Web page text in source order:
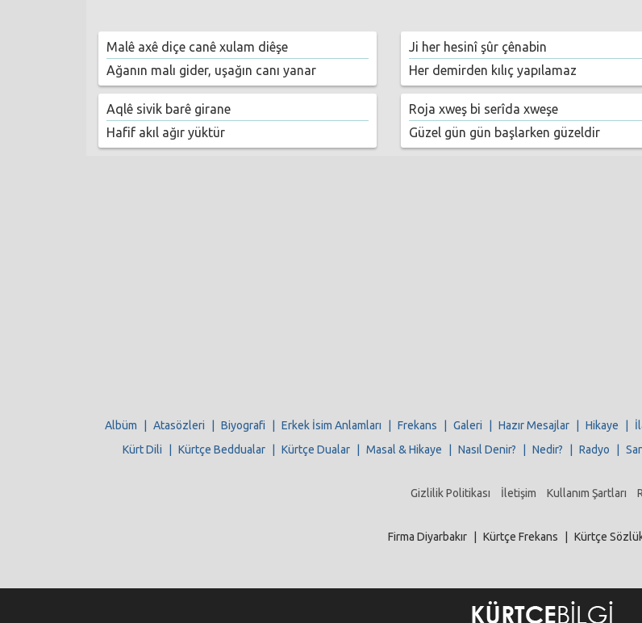
Malê axê diçe canê xulam diêşe
Ağanın malı gider, uşağın canı yanar
Ji her hesinî şûr çênabin
Her demirden kılıç yapılamaz
Aqlê sivik barê girane
Hafif akıl ağır yüktür
Roja xweş bi serîda xweşe
Güzel gün gün başlarken güzeldir
Albüm Atasözleri Biyografi Erkek İsim Anlamları Frekans Galeri Hazır Mesajlar Hikaye
Kürt Dili
Kürtçe Beddualar Kürtçe Dualar Masal & Hikaye Nasıl Denir? Nedir? Radyo
Gizlilik Politikası İletişim Kullanım Şartları
Firma Diyarbakır Kürtçe Frekans Kürtçe